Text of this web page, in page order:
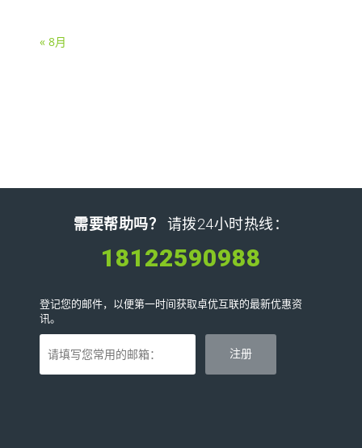
« 8月
需要帮助吗？ 请拨24小时热线：
18122590988
登记您的邮件，以便第一时间获取卓优互联的最新优惠资
讯。